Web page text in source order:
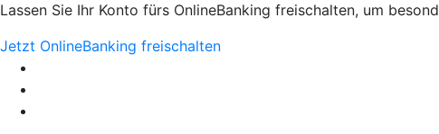
Lassen Sie Ihr Konto fürs OnlineBanking freischalten, um
Jetzt OnlineBanking freischalten